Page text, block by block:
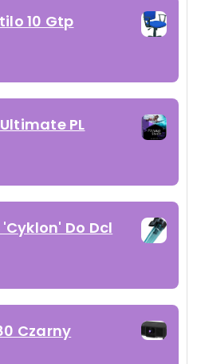
10 Gtp
PL
Do Dcl
Czarny